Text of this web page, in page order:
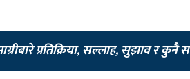
प्रतिक्रिया, सल्लाह, सुझाव र कुनै